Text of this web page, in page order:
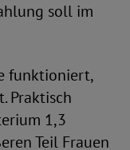
soll im
funktioniert,
Praktisch
1,3
Teil Frauen